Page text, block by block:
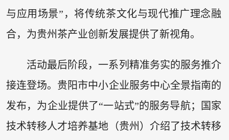
与应用场景”，将传统茶文化与现代推广理念融
合，为贵州茶产业创新发展提供了新视角。
活动最后阶段，一系列精准务实的服务推介
接连登场。贵阳市中小企业服务中心全景指南的
发布，为企业提供了“一站式”的服务导航；国家
技术转移人才培养基地（贵州）介绍了技术转移